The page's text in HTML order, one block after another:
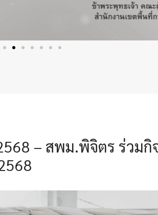
– สพม.พิจิตร ร่วมกิ